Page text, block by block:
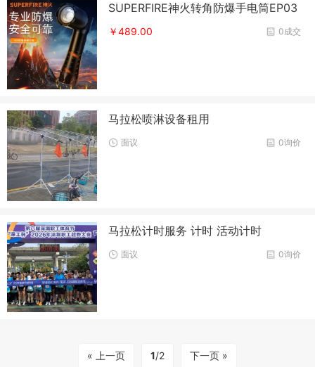
SUPERFIRE神火转角防爆手电筒EP03
0成交
￥489.00
马拉松喷淋设备租用
0询价
面议
马拉松计时服务 计时 活动计时
0询价
面议
« 上一页 1/2 下一页 »